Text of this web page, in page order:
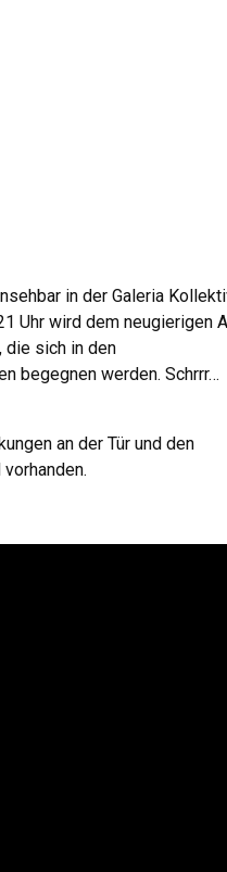
in der Galeria
Uhr wird dem neugierigen
die sich in den
begegnen werden. Schrrr…
an der Tür und den